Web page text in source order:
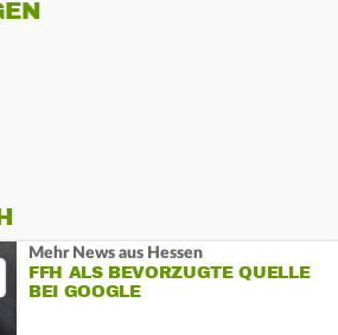
Mehr News aus Hessen
FFH ALS BEVORZUGTE QUELLE
BEI GOOGLE